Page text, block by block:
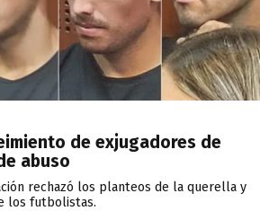
de exjugadores de
abuso
rechazó los planteos de la querella y
los futbolistas.